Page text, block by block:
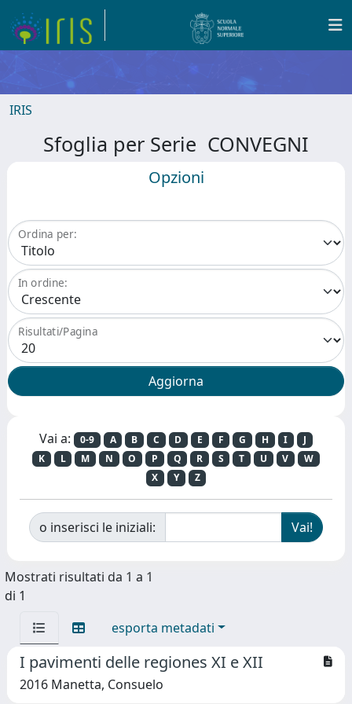
IRIS
Sfoglia per Serie CONVEGNI
Opzioni
Ordina per:
In ordine:
Risultati/Pagina
Vai a: 0-9 A B C D E F G H I
J
K
L M N O P Q R S T U V
W
X
Y Z
o inserisci le iniziali:
Mostrati risultati da 1 a 1
di 1
esporta metadati
I pavimenti delle regiones XI e XII
2016 Manetta, Consuelo